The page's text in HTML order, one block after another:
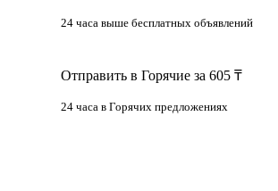
24 часа выше бесплатных объявлений
Отправить в Горячие за 605 ₸
24 часа в Горячих предложениях